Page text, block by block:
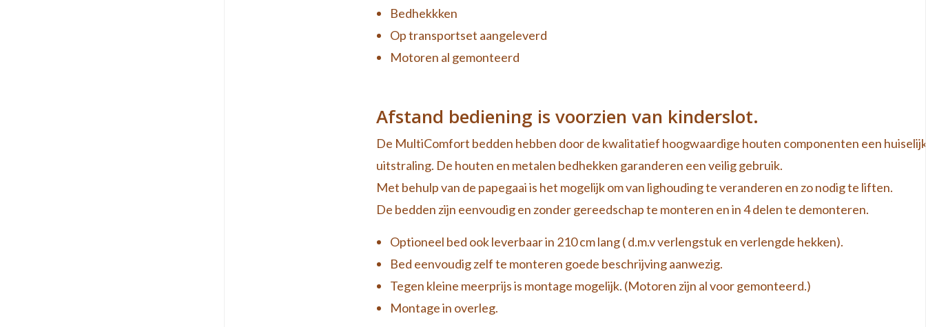
Bedhekkken
Op transportset aangeleverd
Motoren al gemonteerd
Afstand bediening is voorzien van kinderslot.
De MultiComfort bedden hebben door de kwalitatief hoogwaardige houten componenten een
uitstraling. De houten en metalen bedhekken garanderen een veilig gebruik.
Met behulp van de papegaai is het mogelijk om van lighouding te veranderen en zo nodig te liften.
De bedden zijn eenvoudig en zonder gereedschap te monteren en in 4 delen te demonteren.
Optioneel bed ook leverbaar in 210 cm lang ( d.m.v verlengstuk en verlengde hekken).
Bed eenvoudig zelf te monteren goede beschrijving aanwezig.
Tegen kleine meerprijs is montage mogelijk. (Motoren zijn al voor gemonteerd.)
Montage in overleg.